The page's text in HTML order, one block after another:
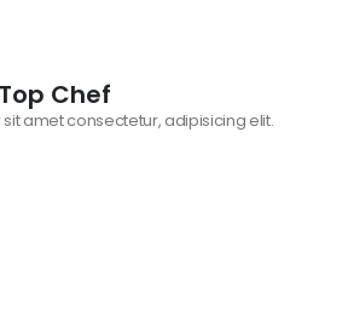
Chef
amet consectetur, adipisicing elit.